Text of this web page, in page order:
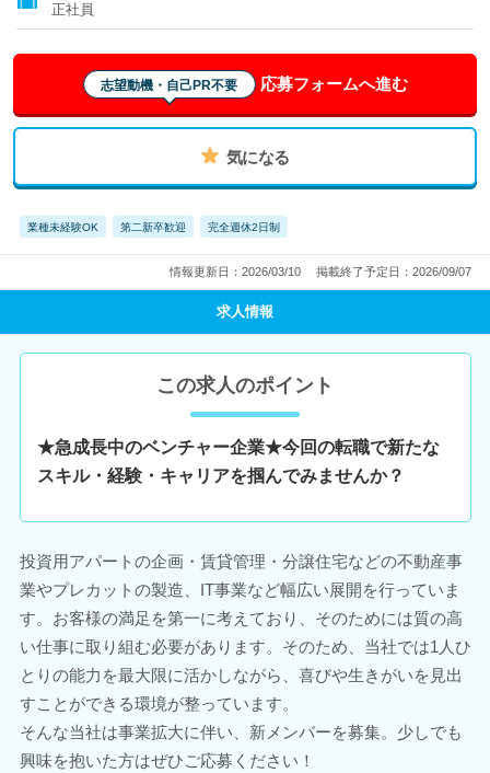
正社員
志望動機・自己PR不要 応募フォームへ進む
気になる
業種未経験OK 第二新卒歓迎 完全週休2日制
情報更新日：2026/03/10 掲載終了予定日：2026/09/07
求人情報
この求人のポイント
★急成長中のベンチャー企業★今回の転職で新たな
スキル・経験・キャリアを掴んでみませんか？
投資用アパートの企画・賃貸管理・分譲住宅などの不動産事
業やプレカットの製造、IT事業など幅広い展開を行っていま
す。お客様の満足を第一に考えており、そのためには質の高
い仕事に取り組む必要があります。そのため、当社では1人ひ
とりの能力を最大限に活かしながら、喜びや生きがいを見出
すことができる環境が整っています。
そんな当社は事業拡大に伴い、新メンバーを募集。少しでも
興味を抱いた方はぜひご応募ください！